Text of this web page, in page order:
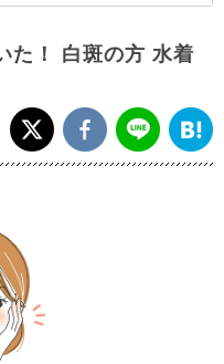
た！ 白斑の方 水着